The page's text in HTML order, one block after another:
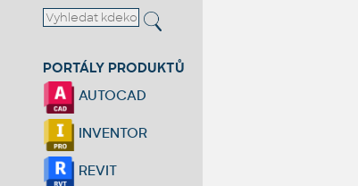
PORTÁLY PRODUKTŮ
AUTOCAD
INVENTOR
REVIT